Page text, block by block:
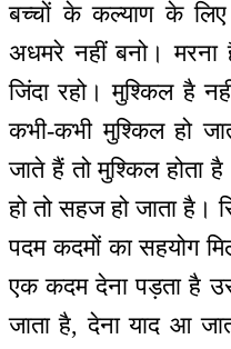
बच्चों के कल्याण के लिए
अधमरे नहीं बनो। मरना
जिंदा रहो। मुश्किल है
कभी-कभी मुश्किल हो
जाते हैं तो मुश्किल होता
हो तो सहज हो जाता
पदम कदमों का सहयोग
एक कदम देना पड़ता है
जाता है, देना याद आ